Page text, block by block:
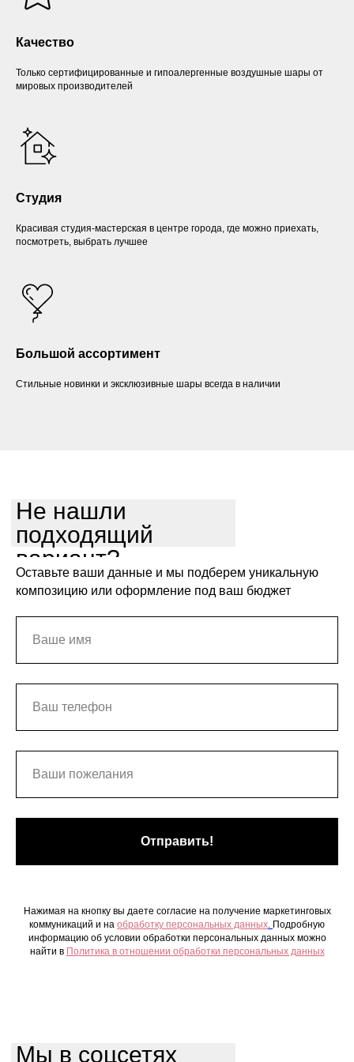
Качество
Только сертифицированные и гипоалергенные воздушные шары от
мировых производителей
Студия
Красивая студия-мастерская в центре города, где можно приехать,
посмотреть, выбрать лучшее
Большой ассортимент
Стильные новинки и эксклюзивные шары всегда в наличии
Не нашли
подходящий
вариант?
Оставьте ваши данные и мы подберем уникальную
композицию или оформление под ваш бюджет
Отправить!
Нажимая на кнопку вы даете согласие на получение маркетинговых
коммуникаций и на обработку персональных данных Подробную
информацию об условии обработки персональных данных можно
найти в Политика в отношении обработки персональных данных
Мы в соцсетях